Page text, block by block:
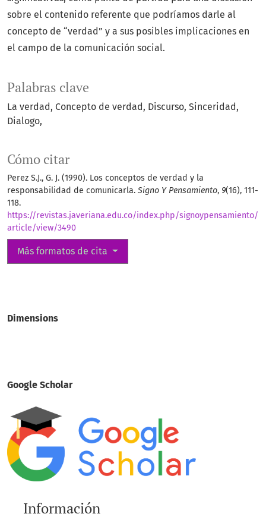
Palabras clave
La verdad Concepto de verdad Discurso Sinceridad
Dialogo
Cómo citar
Perez S.J., G. J. (1990). Los conceptos de verdad y la
responsabilidad de comunicarla. Signo Y Pensamiento, 9(16), 111-
118.
https://revistas.javeriana.edu.co/index.php/signoypensamiento/
article/view/3490
Más formatos de cita
Dimensions
Google Scholar
Información
sobre el contenido referente que podríamos darle al
concepto de “verdad” y a sus posibles implicaciones en
el campo de la comunicación social.